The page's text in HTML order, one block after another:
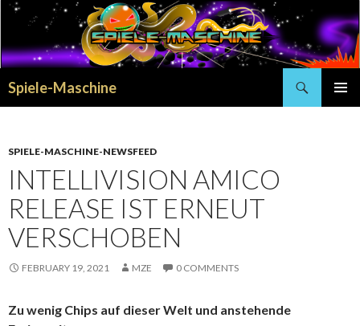
Spiele-Maschine
SPIELE-MASCHINE-NEWSFEED
INTELLIVISION AMICO
RELEASE IST ERNEUT
VERSCHOBEN
FEBRUARY 19, 2021 MZE 0 COMMENTS
Zu wenig Chips auf dieser Welt und anstehende